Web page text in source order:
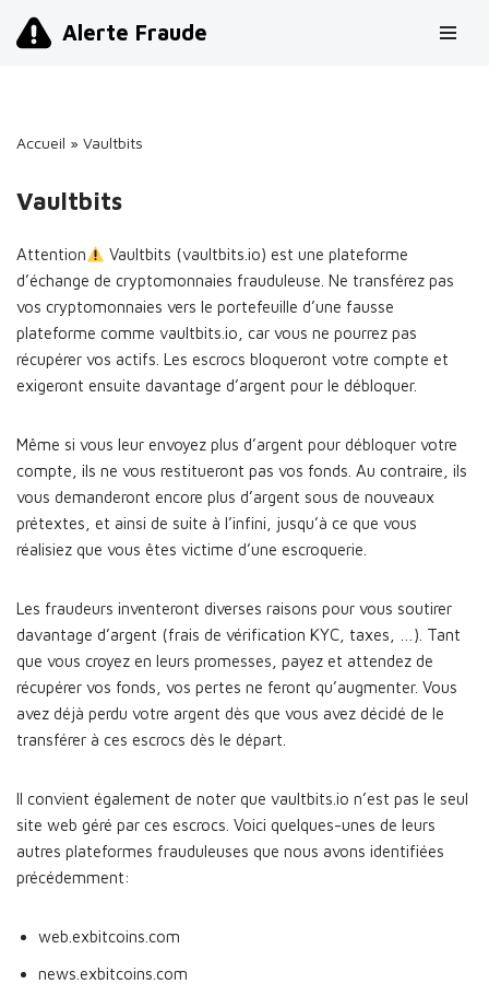
Alerte Fraude
Accueil » Vaultbits
Vaultbits
Attention
Vaultbits (vaultbits.io) est une plateforme
d’échange de cryptomonnaies frauduleuse. Ne transférez pas
vos cryptomonnaies vers le portefeuille d’une fausse
plateforme comme vaultbits.io, car vous ne pourrez pas
récupérer vos actifs. Les escrocs bloqueront votre compte et
exigeront ensuite davantage d’argent pour le débloquer.
Même si vous leur envoyez plus d’argent pour débloquer votre
compte, ils ne vous restitueront pas vos fonds. Au contraire, ils
vous demanderont encore plus d’argent sous de nouveaux
prétextes, et ainsi de suite à l’infini, jusqu’à ce que vous
réalisiez que vous êtes victime d’une escroquerie.
Les fraudeurs inventeront diverses raisons pour vous soutirer
davantage d’argent (frais de vérification KYC, taxes, …). Tant
que vous croyez en leurs promesses, payez et attendez de
récupérer vos fonds, vos pertes ne feront qu’augmenter. Vous
avez déjà perdu votre argent dès que vous avez décidé de le
transférer à ces escrocs dès le départ.
Il convient également de noter que vaultbits.io n’est pas le seul
site web géré par ces escrocs. Voici quelques-unes de leurs
autres plateformes frauduleuses que nous avons identifiées
précédemment:
web.exbitcoins.com
news.exbitcoins.com